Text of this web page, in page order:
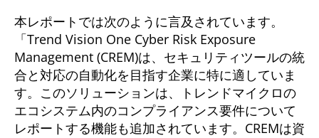
本レポートでは次のように言及されています。
「Trend Vision One Cyber Risk Exposure
Management (CREM)は、セキュリティツールの統
合と対応の自動化を目指す企業に特に適していま
す。このソリューションは、トレンドマイクロの
エコシステム内のコンプライアンス要件について
レポートする機能も追加されています。CREMは資